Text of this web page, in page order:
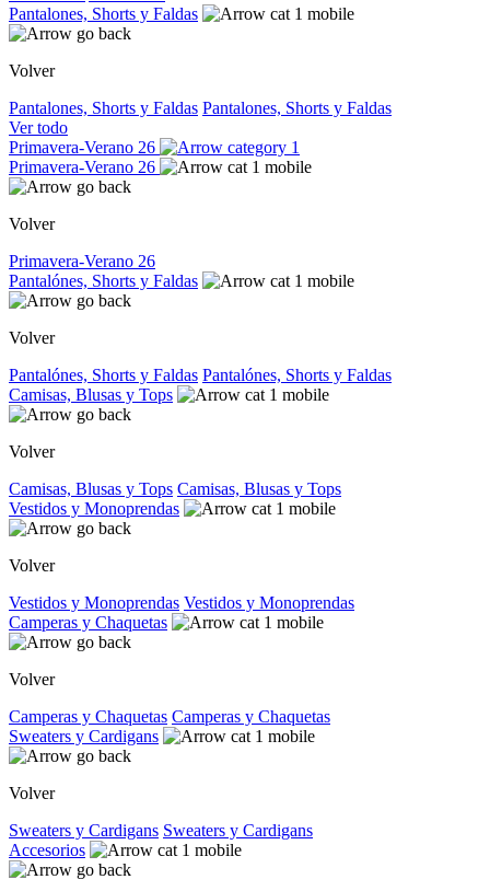
Pantalones, Shorts y Faldas
Volver
Pantalones, Shorts y Faldas Pantalones, Shorts y Faldas
Ver todo
Primavera-Verano 26
Primavera-Verano 26
Volver
Primavera-Verano 26
Pantalónes, Shorts y Faldas
Volver
Pantalónes, Shorts y Faldas Pantalónes, Shorts y Faldas
Camisas, Blusas y Tops
Volver
Camisas, Blusas y Tops Camisas, Blusas y Tops
Vestidos y Monoprendas
Volver
Vestidos y Monoprendas Vestidos y Monoprendas
Camperas y Chaquetas
Volver
Camperas y Chaquetas Camperas y Chaquetas
Sweaters y Cardigans
Volver
Sweaters y Cardigans Sweaters y Cardigans
Accesorios